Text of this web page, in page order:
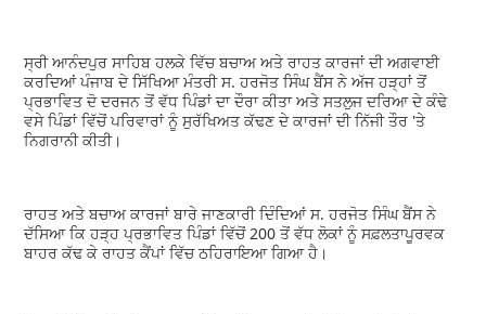
ਸ੍ਰੀ ਆਨੰਦਪੁਰ ਸਾਹਿਬ ਹਲਕੇ ਵਿੱਚ ਬਚਾਅ ਅਤੇ ਰਾਹਤ ਕਾਰਜਾਂ ਦੀ ਅਗਵਾਈ
ਕਰਦਿਆਂ ਪੰਜਾਬ ਦੇ ਸਿੱਖਿਆ ਮੰਤਰੀ ਸ. ਹਰਜੋਤ ਸਿੰਘ ਬੈਂਸ ਨੇ ਅੱਜ ਹੜ੍ਹਾਂ ਤੋਂ
ਪ੍ਰਭਾਵਿਤ ਦੋ ਦਰਜਨ ਤੋਂ ਵੱਧ ਪਿੰਡਾਂ ਦਾ ਦੌਰਾ ਕੀਤਾ ਅਤੇ ਸਤਲੁਜ ਦਰਿਆ ਦੇ ਕੰਢੇ
ਵਸੇ ਪਿੰਡਾਂ ਵਿੱਚੋਂ ਪਰਿਵਾਰਾਂ ਨੂੰ ਸੁਰੱਖਿਅਤ ਕੱਢਣ ਦੇ ਕਾਰਜਾਂ ਦੀ ਨਿੱਜੀ ਤੌਰ 'ਤੇ
ਨਿਗਰਾਨੀ ਕੀਤੀ।
ਰਾਹਤ ਅਤੇ ਬਚਾਅ ਕਾਰਜਾਂ ਬਾਰੇ ਜਾਣਕਾਰੀ ਦਿੰਦਿਆਂ ਸ. ਹਰਜੋਤ ਸਿੰਘ ਬੈਂਸ ਨੇ
ਦੱਸਿਆ ਕਿ ਹੜ੍ਹ ਪ੍ਰਭਾਵਿਤ ਪਿੰਡਾਂ ਵਿੱਚੋਂ 200 ਤੋਂ ਵੱਧ ਲੋਕਾਂ ਨੂੰ ਸਫ਼ਲਤਾਪੂਰਵਕ
ਬਾਹਰ ਕੱਢ ਕੇ ਰਾਹਤ ਕੈਂਪਾਂ ਵਿੱਚ ਠਹਿਰਾਇਆ ਗਿਆ ਹੈ।